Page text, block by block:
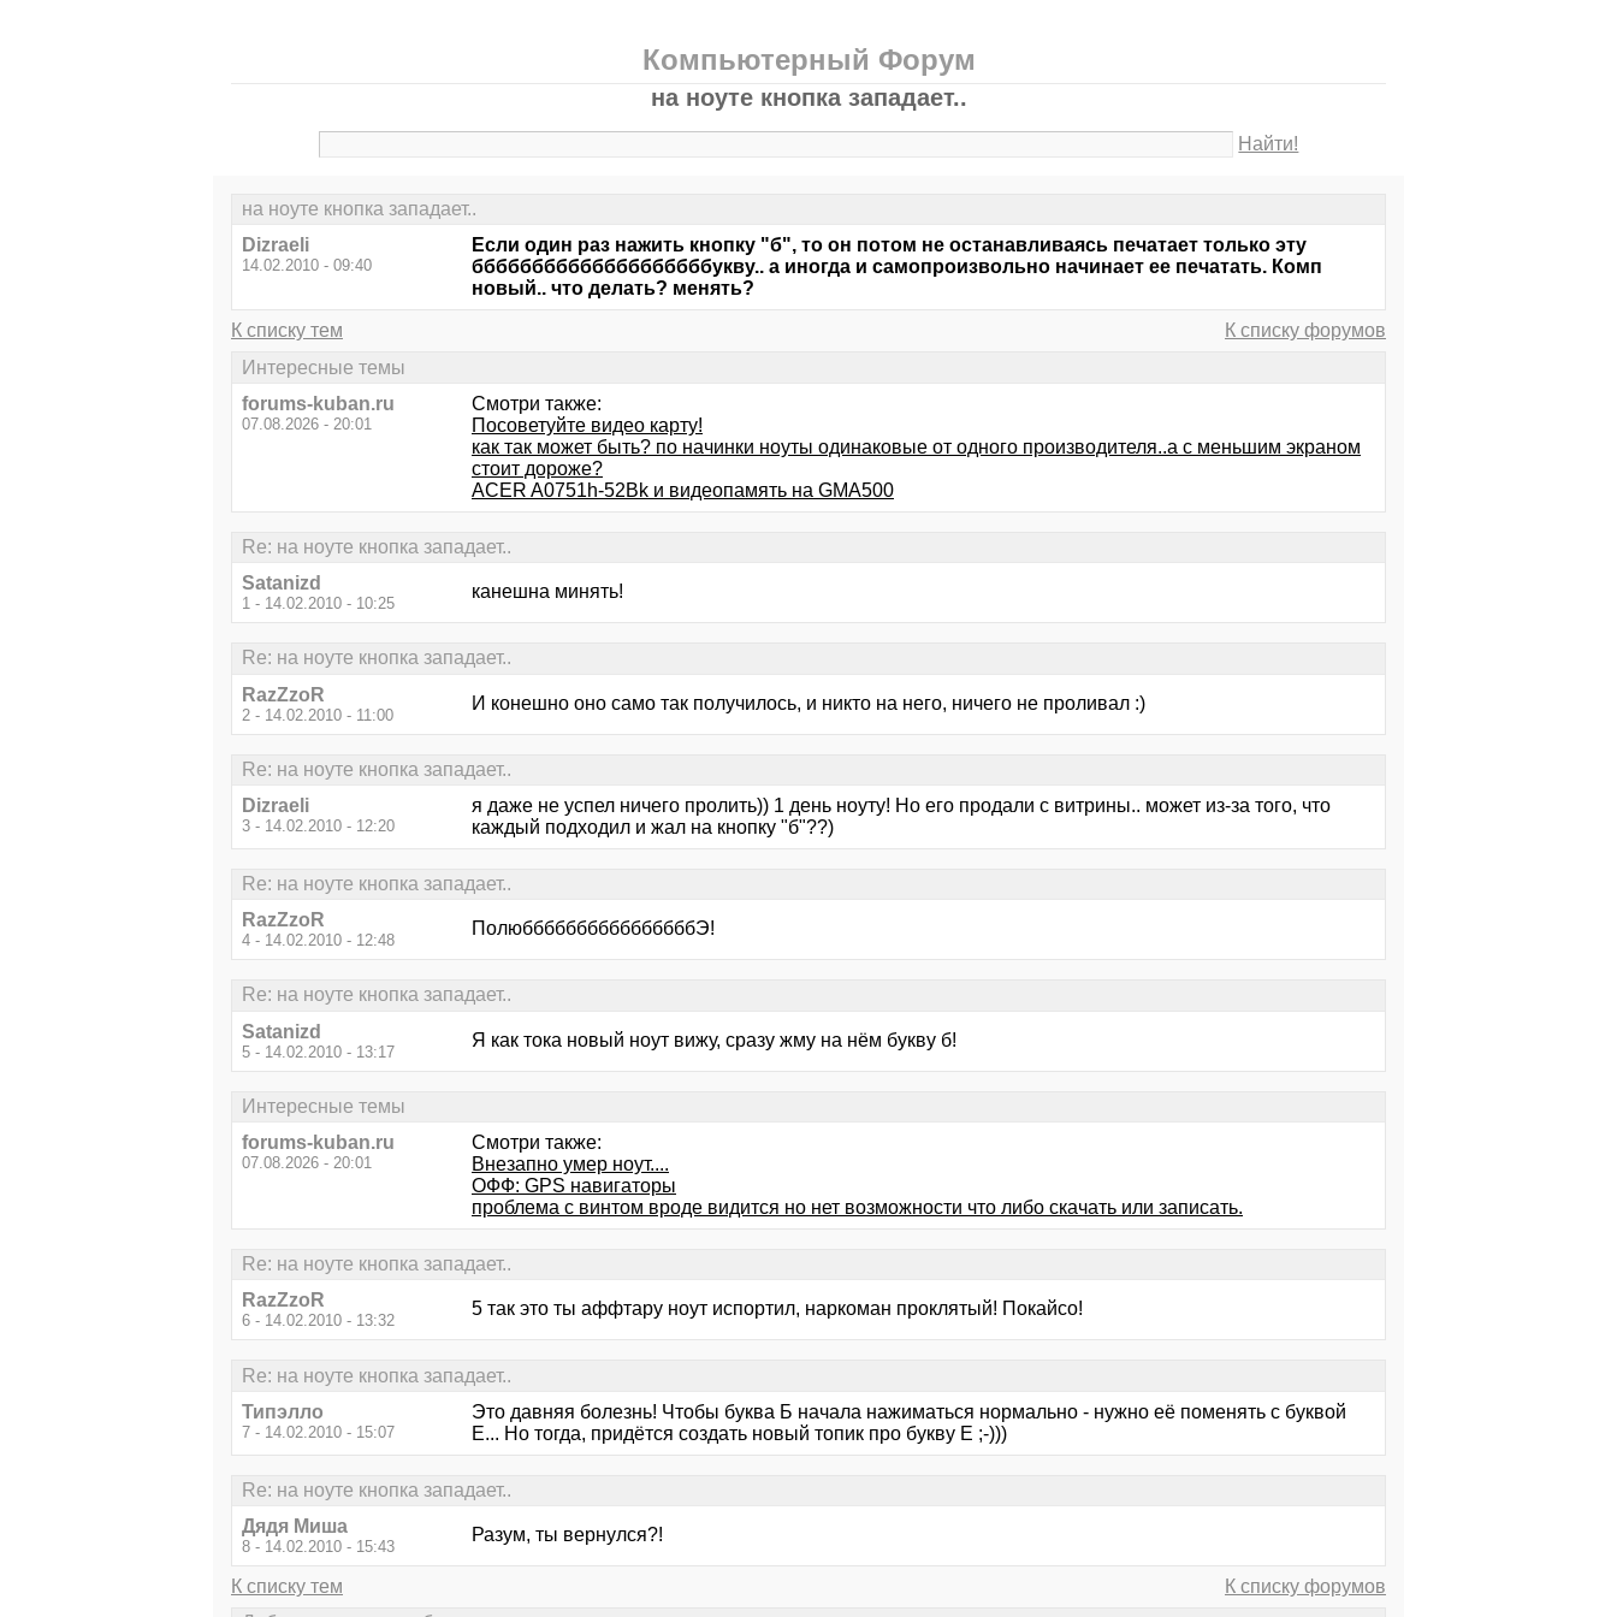
Компьютерный Форум
на ноуте кнопка западает..
Найти!
на ноуте кнопка западает..
Dizraeli
14.02.2010 - 09:40
Если один раз нажить кнопку "б", то он потом не останавливаясь печатает только эту
ббббббббббббббббббббукву.. а иногда и самопроизвольно начинает ее печатать. Комп
новый.. что делать? менять?
К списку тем
К списку форумов
Интересные темы
forums-kuban.ru
07.08.2026 - 20:01
Смотри также:
Посоветуйте видео карту!
как так может быть? по начинки ноуты одинаковые от одного производителя..а с меньшим экраном
стоит дороже?
ACER A0751h-52Bk и видеопамять на GMA500
Re: на ноуте кнопка западает..
Satanizd
1 - 14.02.2010 - 10:25
канешна минять!
Re: на ноуте кнопка западает..
RazZzoR
2 - 14.02.2010 - 11:00
И конешно оно само так получилось, и никто на него, ничего не проливал :)
Re: на ноуте кнопка западает..
Dizraeli
3 - 14.02.2010 - 12:20
я даже не успел ничего пролить)) 1 день ноуту! Но его продали с витрины.. может из-за того, что
каждый подходил и жал на кнопку "б"??)
Re: на ноуте кнопка западает..
RazZzoR
4 - 14.02.2010 - 12:48
ПолюббббббббббббббббЭ!
Re: на ноуте кнопка западает..
Satanizd
5 - 14.02.2010 - 13:17
Я как тока новый ноут вижу, сразу жму на нём букву б!
Интересные темы
forums-kuban.ru
07.08.2026 - 20:01
Смотри также:
Внезапно умер ноут....
ОФФ: GPS навигаторы
проблема с винтом вроде видится но нет возможности что либо скачать или записать.
Re: на ноуте кнопка западает..
RazZzoR
6 - 14.02.2010 - 13:32
5 так это ты аффтару ноут испортил, наркоман проклятый! Покайсо!
Re: на ноуте кнопка западает..
Типэлло
7 - 14.02.2010 - 15:07
Это давняя болезнь! Чтобы буква Б начала нажиматься нормально - нужно её поменять с буквой
Е... Но тогда, придётся создать новый топик про букву Е ;-)))
Re: на ноуте кнопка западает..
Дядя Миша
8 - 14.02.2010 - 15:43
Разум, ты вернулся?!
К списку тем
К списку форумов